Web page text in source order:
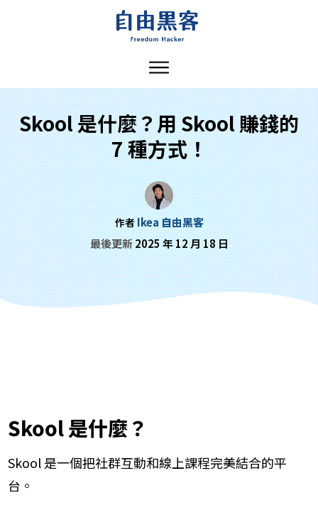
Skool 是什麼？用 Skool 賺錢的
7 種方式！
作者 Ikea 自由黑客
最後更新2025 年 12 月 18 日
Skool 是什麼？
Skool 是一個把社群互動和線上課程完美結合的平
台。